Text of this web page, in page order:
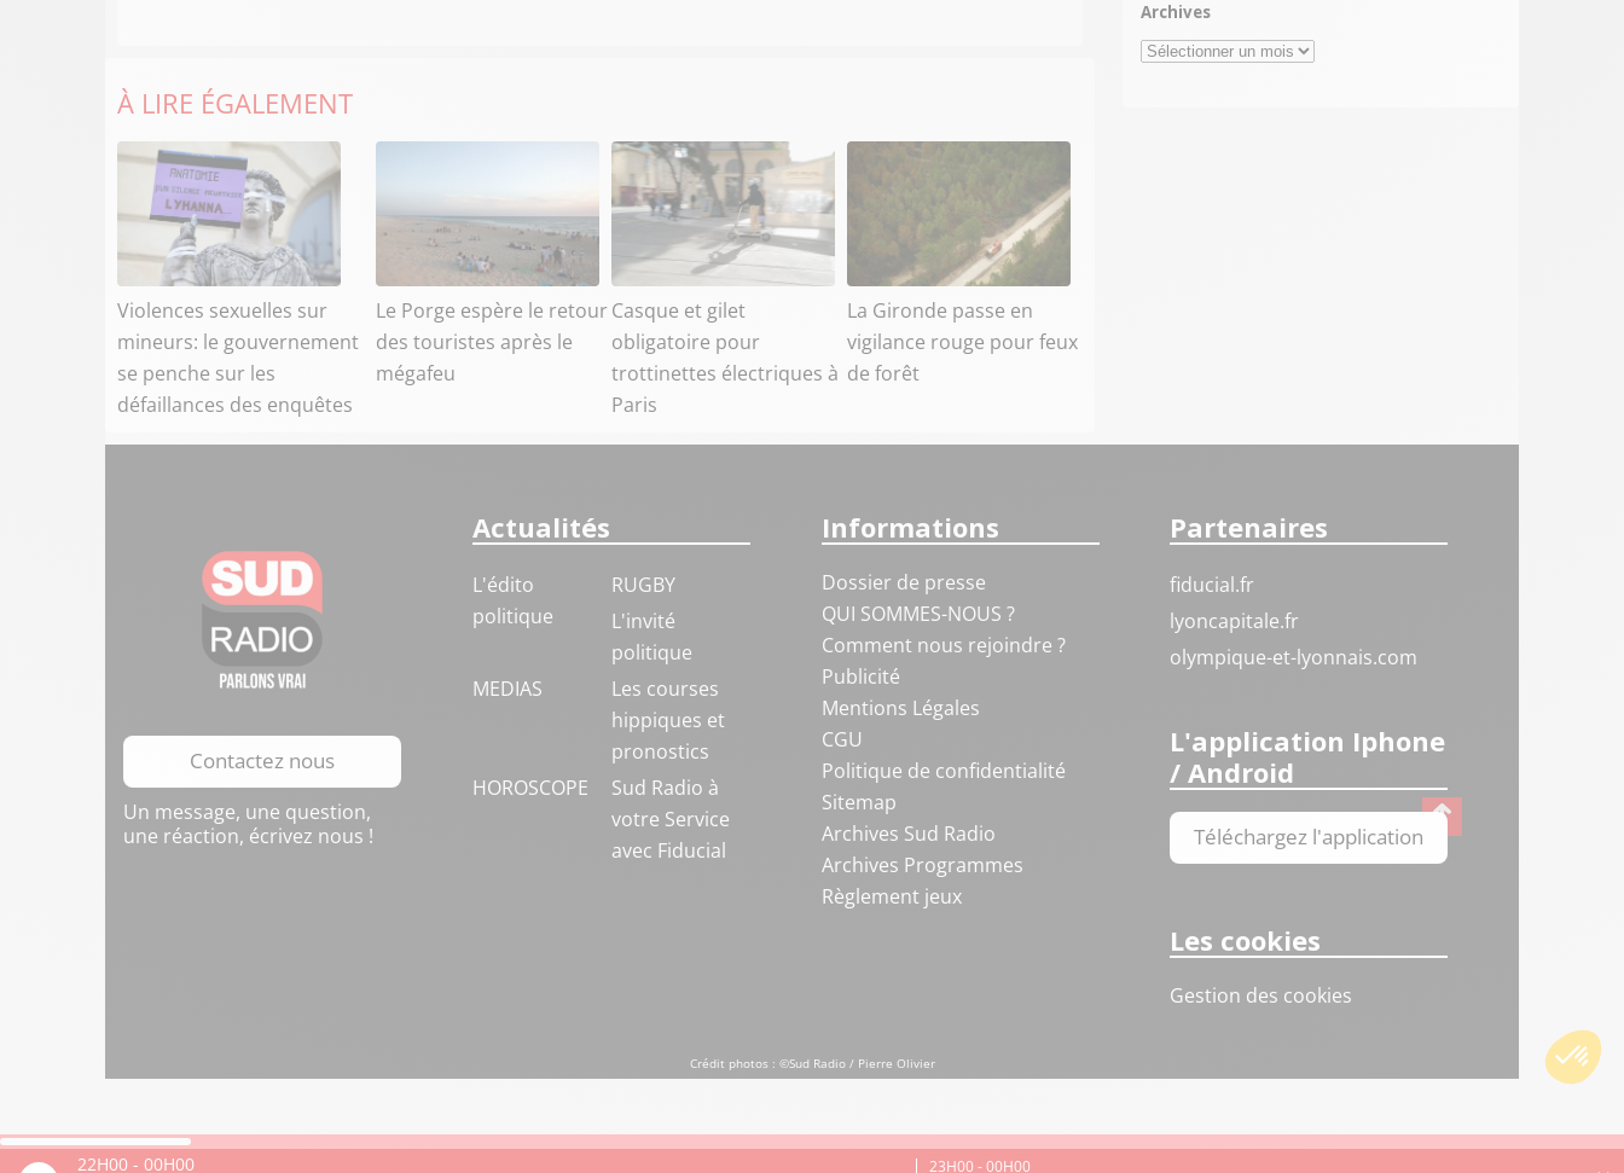
À LIRE ÉGALEMENT
Violences sexuelles sur
mineurs: le gouvernement
se penche sur les
défaillances des enquêtes
Le Porge espère le retour
des touristes après le
mégafeu
Casque et gilet
obligatoire pour
trottinettes électriques à
Paris
La Gironde passe en
vigilance rouge pour feux
de forêt
Archives
Archives
Contactez nous
Un message, une question,
une réaction, écrivez nous !
Actualités
L'édito
politique
RUGBY
L'invité
politique
MEDIAS
Les courses
hippiques et
pronostics
HOROSCOPE
Sud Radio à
votre Service
avec Fiducial
Informations
Dossier de presse
QUI SOMMES-NOUS ?
Comment nous rejoindre ?
Publicité
Mentions Légales
CGU
Politique de confidentialité
Sitemap
Archives Sud Radio
Archives Programmes
Règlement jeux
Partenaires
fiducial.fr
lyoncapitale.fr
olympique-et-lyonnais.com
L'application Iphone
/ Android
Téléchargez l'application
Les cookies
Gestion des cookies
Crédit photos : ©Sud Radio / Pierre Olivier
22H00 - 00H00
23H00 - 00H00